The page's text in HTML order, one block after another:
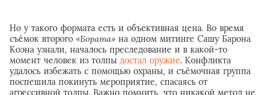
Но у такого формата есть и объективная цена. Во время
съёмок второго «Бората» на одном митинге Сашу Барона
Коэна узнали, началось преследование и в какой-то
момент человек из толпы достал оружие. Конфликта
удалось избежать с помощью охраны, и съёмочная группа
поспешила покинуть мероприятие, спасаясь от
агрессивной толпы. Важно помнить, что никакой метод не